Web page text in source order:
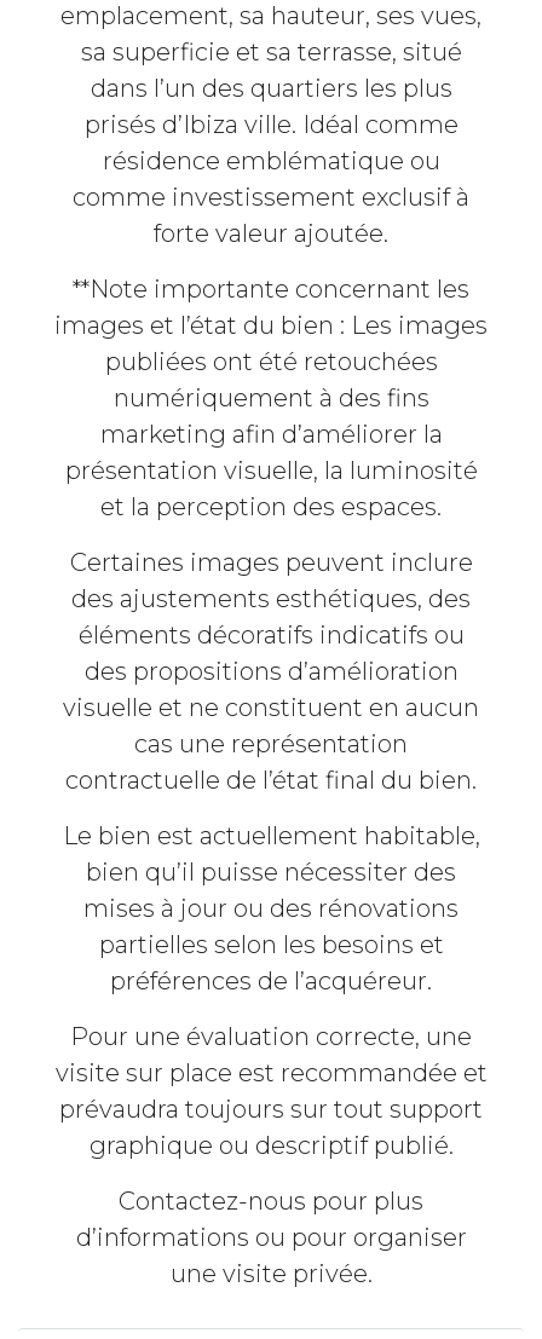
emplacement, sa hauteur, ses vues,
sa superficie et sa terrasse, situé
dans l’un des quartiers les plus
prisés d’Ibiza ville. Idéal comme
résidence emblématique ou
comme investissement exclusif à
forte valeur ajoutée.
**Note importante concernant les
images et l’état du bien : Les images
publiées ont été retouchées
numériquement à des fins
marketing afin d’améliorer la
présentation visuelle, la luminosité
et la perception des espaces.
Certaines images peuvent inclure
des ajustements esthétiques, des
éléments décoratifs indicatifs ou
des propositions d’amélioration
visuelle et ne constituent en aucun
cas une représentation
contractuelle de l’état final du bien.
Le bien est actuellement habitable,
bien qu’il puisse nécessiter des
mises à jour ou des rénovations
partielles selon les besoins et
préférences de l’acquéreur.
Pour une évaluation correcte, une
visite sur place est recommandée et
prévaudra toujours sur tout support
graphique ou descriptif publié.
Contactez-nous pour plus
d’informations ou pour organiser
une visite privée.